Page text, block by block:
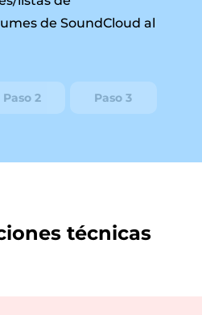
de SoundCloud al
Paso 2 Paso 3
técnicas